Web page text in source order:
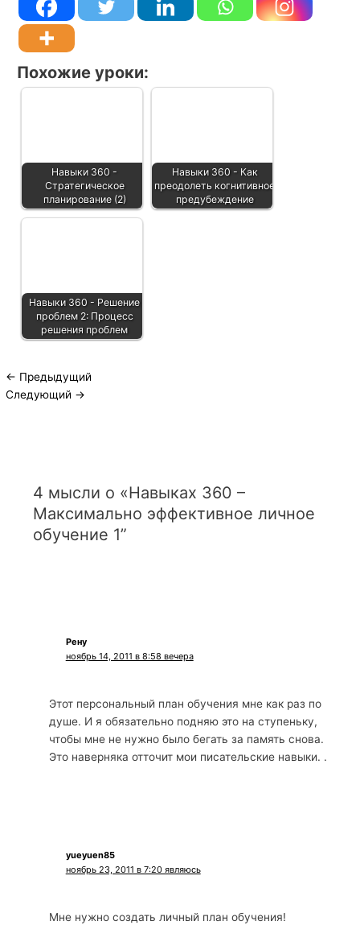
Похожие уроки:
Навыки 360 -
Стратегическое
планирование (2)
Навыки 360 - Как
преодолеть когнитивное
предубеждение
Навыки 360 - Решение
проблем 2: Процесс
решения проблем
← Предыдущий
Следующий →
4 мысли о «Навыках 360 –
Максимально эффективное личное
обучение 1”
Рену
ноябрь 14, 2011 в 8:58 вечера
Этот персональный план обучения мне как раз по
душе. И я обязательно подняю это на ступеньку,
чтобы мне не нужно было бегать за память снова.
Это наверняка отточит мои писательские навыки. .
yueyuen85
ноябрь 23, 2011 в 7:20 являюсь
Мне нужно создать личный план обучения!